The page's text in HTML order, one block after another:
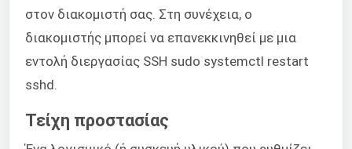
στον διακομιστή σας. Στη συνέχεια, ο
διακομιστής μπορεί να επανεκκινηθεί με μια
εντολή διεργασίας SSH sudo systemctl restart
sshd.
Τείχη προστασίας